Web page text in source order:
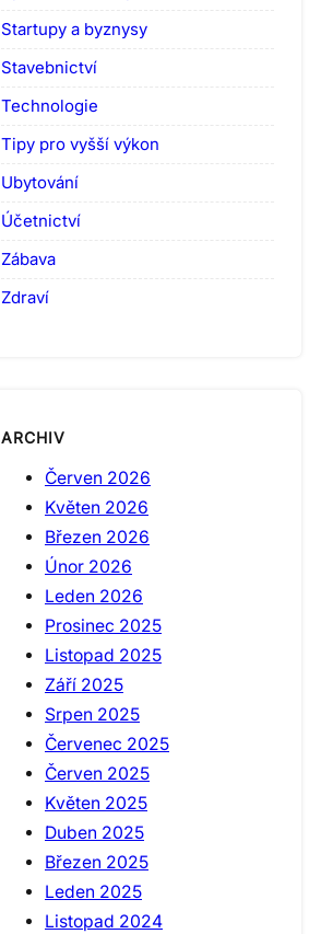
Startupy a byznysy
Stavebnictví
Technologie
Tipy pro vyšší výkon
Ubytování
Účetnictví
Zábava
Zdraví
ARCHIV
Červen 2026
Květen 2026
Březen 2026
Únor 2026
Leden 2026
Prosinec 2025
Listopad 2025
Září 2025
Srpen 2025
Červenec 2025
Červen 2025
Květen 2025
Duben 2025
Březen 2025
Leden 2025
Listopad 2024